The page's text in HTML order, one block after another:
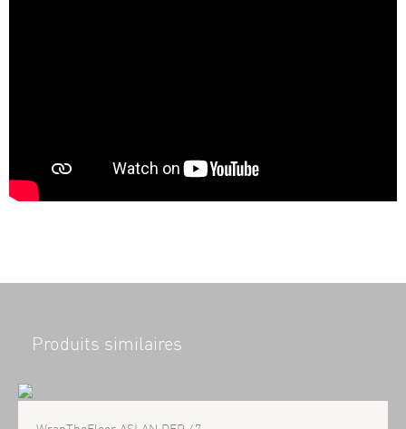
Produits similaires